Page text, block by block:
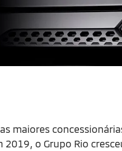
maiores
o Grupo Rio